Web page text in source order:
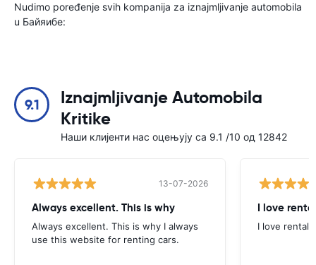
Nudimo poređenje svih kompanija za iznajmljivanje automobila
u Байяибе:
9.1
Iznajmljivanje Automobila
Kritike
Наши клијенти нас оцењују са 9.1 /10 од 12842
13-07-2026
Always excellent. This is why
Always excellent. This is why I always
use this website for renting cars.
I love
I love rental